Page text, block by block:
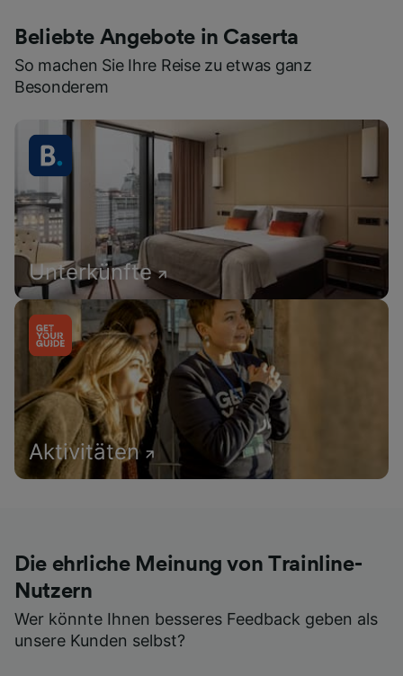
Beliebte Angebote in Caserta
So machen Sie Ihre Reise zu etwas ganz
Besonderem
Unterkünfte
Aktivitäten
Die ehrliche Meinung von Trainline-
Nutzern
Wer könnte Ihnen besseres Feedback geben als
unsere Kunden selbst?